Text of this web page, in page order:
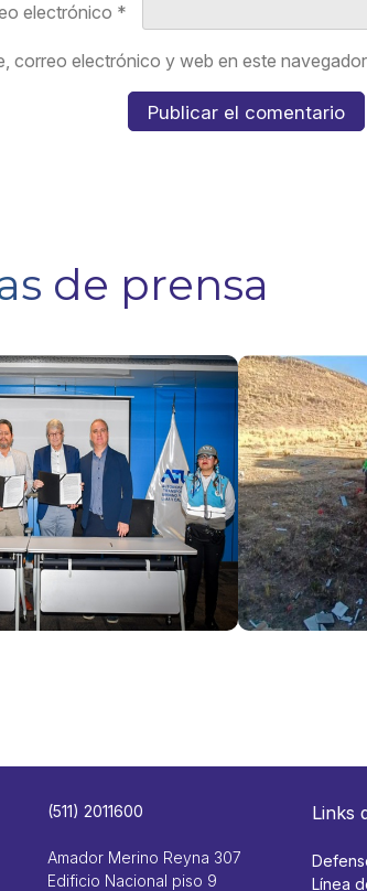
electrónico *
correo electrónico y web en este
de prensa
ATU, AAP
y Apeseg
se unen
para
reducir
siniestros
en el
transporte
urbano
(511) 2011600
Amador Merino Reyna 307
Edificio Nacional piso 9
Links
Línea